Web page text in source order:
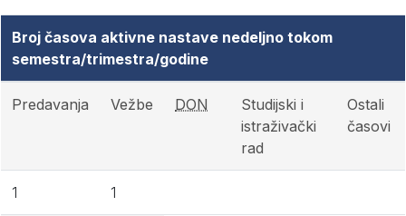
Broj časova aktivne nastave nedeljno tokom
semestra/trimestra/godine
Predavanja Vežbe DON
Studijski i
istraživački
rad
Ostali
časovi
1 1